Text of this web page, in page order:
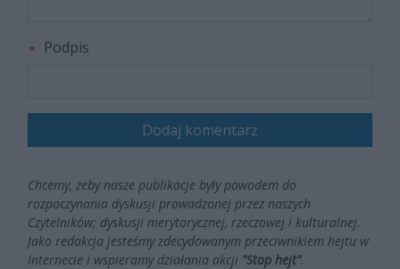
Podpis
Dodaj komentarz
Chcemy, żeby nasze publikacje były powodem do
rozpoczynania dyskusji prowadzonej przez naszych
Czytelników; dyskusji merytorycznej, rzeczowej i kulturalnej.
Jako redakcja jesteśmy zdecydowanym przeciwnikiem hejtu w
Internecie i wspieramy działania akcji "Stop hejt".